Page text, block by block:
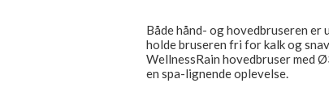
Både hånd- og hovedbruseren er
holde bruseren fri for kalk og
WellnessRain hovedbruser med
en spa-lignende oplevelse.